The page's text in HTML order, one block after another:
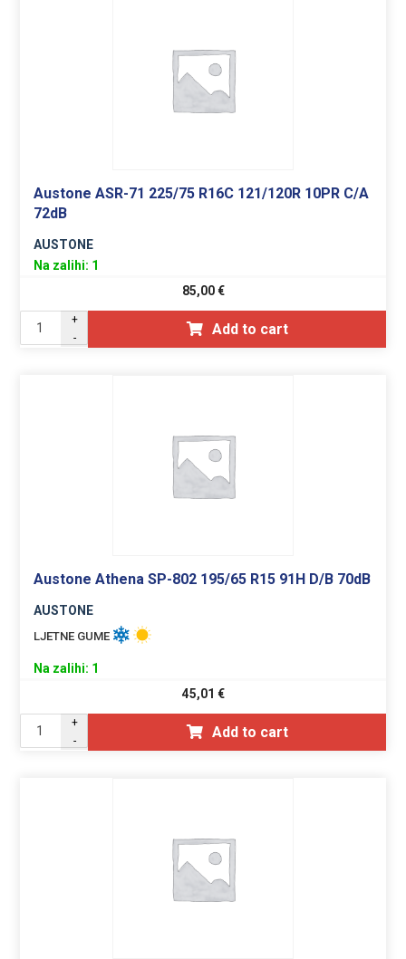
Austone ASR-71 225/75 R16C 121/120R 10PR C/A
72dB
AUSTONE
Na zalihi: 1
85,00€
+
-
Add to cart
Austone Athena SP-802 195/65 R15 91H D/B 70dB
AUSTONE
LJETNE GUME
Na zalihi: 1
45,01 €
+
-
Add to cart